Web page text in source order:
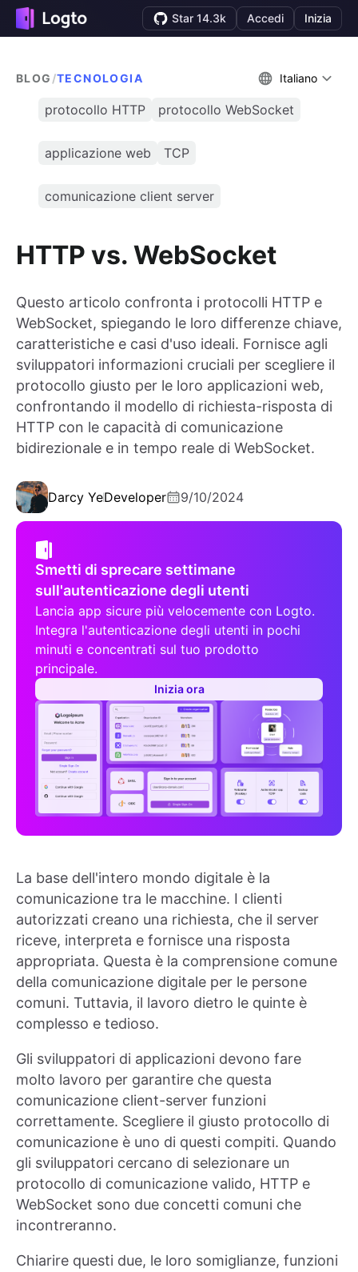
Star 14.3k Accedi Inizia
BLOG /TECNOLOGIA Italiano
protocollo HTTP protocollo WebSocket
applicazione web TCP
comunicazione client server
HTTP vs. WebSocket
Questo articolo confronta i protocolli HTTP e
WebSocket, spiegando le loro differenze chiave,
caratteristiche e casi d'uso ideali. Fornisce agli
sviluppatori informazioni cruciali per scegliere il
protocollo giusto per le loro applicazioni web,
confrontando il modello di richiesta-risposta di
HTTP con le capacità di comunicazione
bidirezionale e in tempo reale di WebSocket.
Darcy YeDeveloper 9/10/2024
Smetti di sprecare settimane
sull'autenticazione degli utenti
Lancia app sicure più velocemente con Logto.
Integra l'autenticazione degli utenti in pochi
minuti e concentrati sul tuo prodotto
principale.
Inizia ora
La base dell'intero mondo digitale è la
comunicazione tra le macchine. I clienti
autorizzati creano una richiesta, che il server
riceve, interpreta e fornisce una risposta
appropriata. Questa è la comprensione comune
della comunicazione digitale per le persone
comuni. Tuttavia, il lavoro dietro le quinte è
complesso e tedioso.
Gli sviluppatori di applicazioni devono fare
molto lavoro per garantire che questa
comunicazione client-server funzioni
correttamente. Scegliere il giusto protocollo di
comunicazione è uno di questi compiti. Quando
gli sviluppatori cercano di selezionare un
protocollo di comunicazione valido, HTTP e
WebSocket sono due concetti comuni che
incontreranno.
Chiarire questi due, le loro somiglianze, funzioni